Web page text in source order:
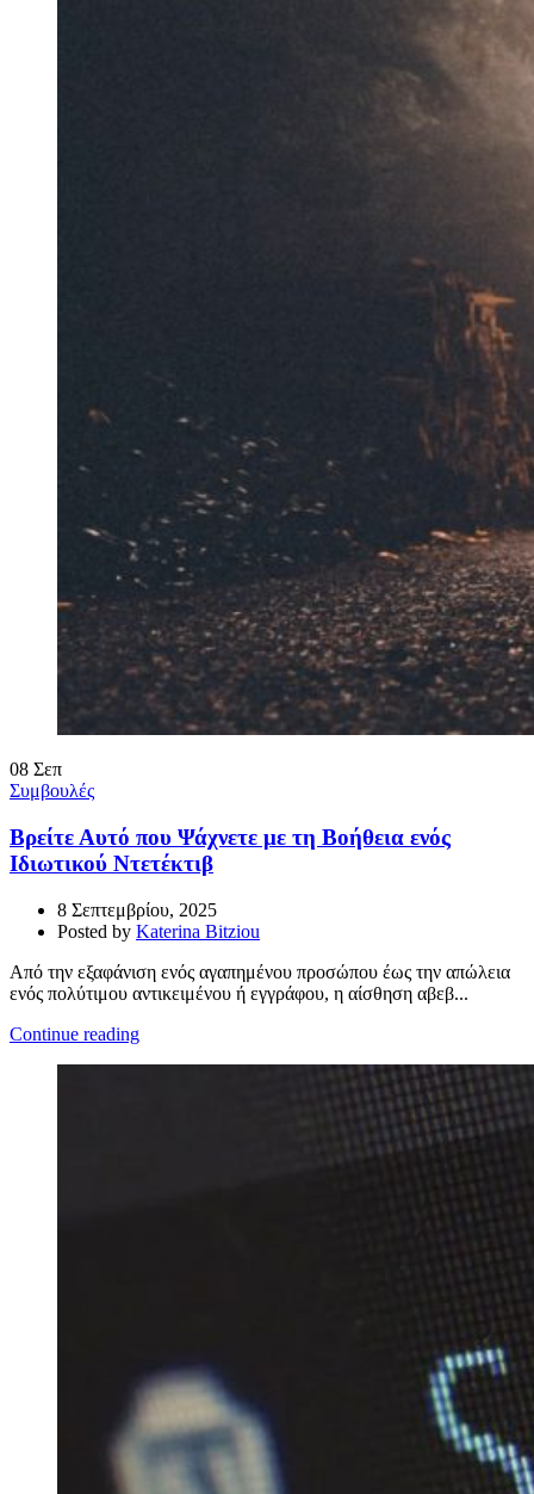
08 Σεπ
Συμβουλές
Βρείτε Αυτό που Ψάχνετε με τη Βοήθεια ενός
Ιδιωτικού Ντετέκτιβ
8 Σεπτεμβρίου, 2025
Posted by Katerina Bitziou
Από την εξαφάνιση ενός αγαπημένου προσώπου έως την απώλεια
ενός πολύτιμου αντικειμένου ή εγγράφου, η αίσθηση αβεβ...
Continue reading